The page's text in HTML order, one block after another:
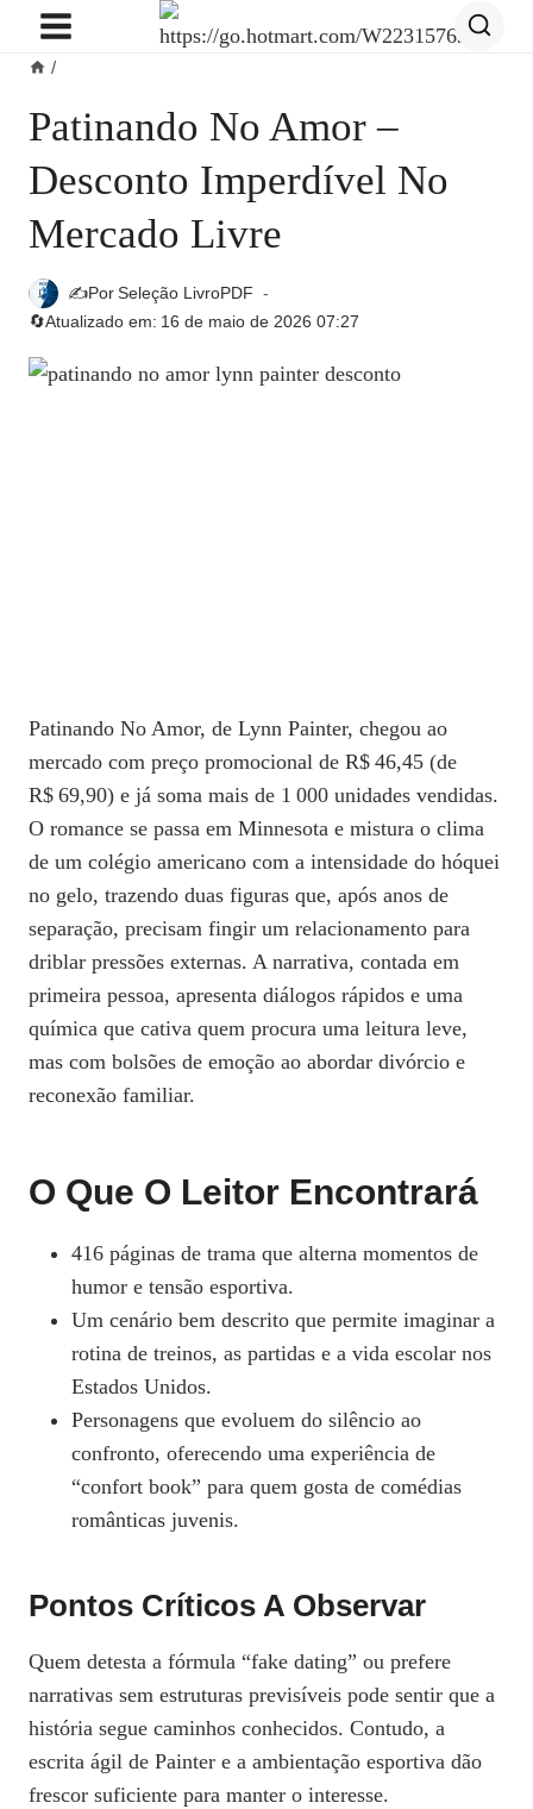
Pular
Conteúdo
/
Patinando No Amor –
Desconto Imperdível No
Mercado Livre
✍️PorSeleção LivroPDF
🔄Atualizado em: 16 de maio de 2026 07:27
Patinando No Amor, de Lynn Painter, chegou ao
mercado com preço promocional de R$ 46,45 (de
R$ 69,90) e já soma mais de 1 000 unidades vendidas.
O romance se passa em Minnesota e mistura o clima
de um colégio americano com a intensidade do hóquei
no gelo, trazendo duas figuras que, após anos de
separação, precisam fingir um relacionamento para
driblar pressões externas. A narrativa, contada em
primeira pessoa, apresenta diálogos rápidos e uma
química que cativa quem procura uma leitura leve,
mas com bolsões de emoção ao abordar divórcio e
reconexão familiar.
O Que O Leitor Encontrará
416 páginas de trama que alterna momentos de
humor e tensão esportiva.
Um cenário bem descrito que permite imaginar a
rotina de treinos, as partidas e a vida escolar nos
Estados Unidos.
Personagens que evoluem do silêncio ao
confronto, oferecendo uma experiência de
“confort book” para quem gosta de comédias
românticas juvenis.
Pontos Críticos A Observar
Quem detesta a fórmula “fake dating” ou prefere
narrativas sem estruturas previsíveis pode sentir que a
história segue caminhos conhecidos. Contudo, a
escrita ágil de Painter e a ambientação esportiva dão
frescor suficiente para manter o interesse.